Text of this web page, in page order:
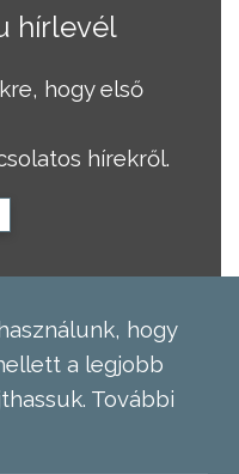
hírlevél
hogy első
hírekről.
hogy
a legjobb
További